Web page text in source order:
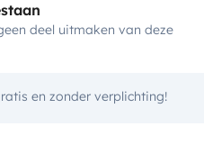
deel uitmaken van deze
en zonder verplichting!